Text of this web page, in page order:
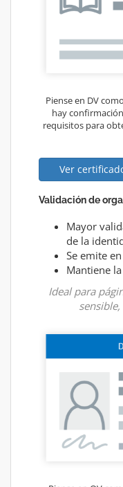
Piense en DV
hay
requisitos para
Ver
Validación de
Mayor
de la
Se emite
Mantiene
Ideal para